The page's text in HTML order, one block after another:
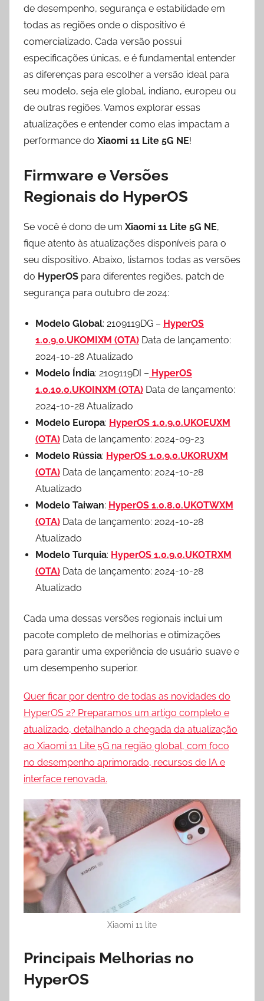
de desempenho, segurança e estabilidade em
todas as regiões onde o dispositivo é
comercializado. Cada versão possui
especificações únicas, e é fundamental entender
as diferenças para escolher a versão ideal para
seu modelo, seja ele global, indiano, europeu ou
de outras regiões. Vamos explorar essas
atualizações e entender como elas impactam a
performance do Xiaomi 11 Lite 5G NE!
Firmware e Versões
Regionais do HyperOS
Se você é dono de um Xiaomi 11 Lite 5G NE,
fique atento às atualizações disponíveis para o
seu dispositivo. Abaixo, listamos todas as versões
do HyperOS para diferentes regiões, patch de
segurança para outubro de 2024:
Modelo Global: 2109119DG – HyperOS
1.0.9.0.UKOMIXM (OTA) Data de lançamento:
2024-10-28 Atualizado
Modelo Índia: 2109119DI – HyperOS
1.0.10.0.UKOINXM (OTA) Data de lançamento:
2024-10-28 Atualizado
Modelo Europa: HyperOS 1.0.9.0.UKOEUXM
(OTA) Data de lançamento: 2024-09-23
Modelo Rússia: HyperOS 1.0.9.0.UKORUXM
(OTA) Data de lançamento: 2024-10-28
Atualizado
Modelo Taiwan: HyperOS 1.0.8.0.UKOTWXM
(OTA) Data de lançamento: 2024-10-28
Atualizado
Modelo Turquia: HyperOS 1.0.9.0.UKOTRXM
(OTA) Data de lançamento: 2024-10-28
Atualizado
Cada uma dessas versões regionais inclui um
pacote completo de melhorias e otimizações
para garantir uma experiência de usuário suave e
um desempenho superior.
Quer ficar por dentro de todas as novidades do
HyperOS 2? Preparamos um artigo completo e
atualizado, detalhando a chegada da atualização
ao Xiaomi 11 Lite 5G na região global, com foco
no desempenho aprimorado, recursos de IA e
interface renovada.
Xiaomi 11 lite
Principais Melhorias no
HyperOS